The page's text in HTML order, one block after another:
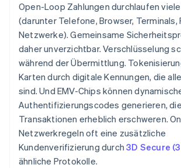
Open-Loop Zahlungen durchlaufen
(darunter Telefone, Browser, Terminals,
Netzwerke). Gemeinsame
daher unverzichtbar. Verschlüsselung
während der Übermittlung.
Karten durch digitale Kennungen, die
sind. Und EMV-Chips können
Authentifizierungscodes generieren,
Transaktionen erheblich erschweren.
Netzwerkregeln oft eine zusätzliche
Kundenverifizierung durch3D Secure
ähnliche Protokolle.